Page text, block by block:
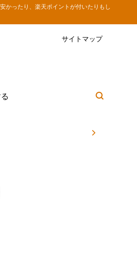
かったり、楽天ポイントが付いたりもし
サイトマップ